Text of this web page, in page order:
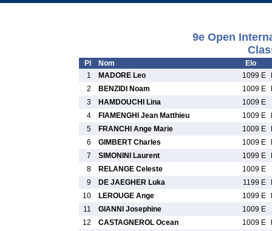
9e Open
Pl Nom
Elo
1
MADORE Leo 1099 E
2
BENZIDI Noam 1009 E
3
HAMDOUCHI Lina 1009 E
4
FIAMENGHI Jean Matthieu 1009 E
5
FRANCHI Ange Marie 1009 E
6
GIMBERT Charles 1009 E
7
SIMONINI Laurent 1099 E
8
RELANGE Celeste 1009 E
9
DE JAEGHER Luka 1199 E
10
LEROUGE Ange 1099 E
11
GIANNI Josephine 1009 E
12
CASTAGNEROL Ocean 1009 E